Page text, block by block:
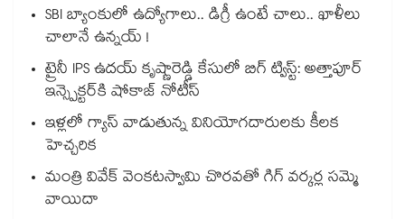
SBI బ్యాంకులో ఉద్యోగాలు.. డిగ్రీ ఉంటే చాలు.. ఖాళీలు
చాలానే ఉన్నయ్ !
ట్రైనీ IPS ఉదయ్ కృష్ణారెడ్డి కేసులో బిగ్ ట్విస్ట్: అత్తాపూర్
ఇన్స్పెక్టర్‎కి షోకాజ్ నోటీస్
ఇళ్లలో గ్యాస్ వాడుతున్న వినియోగదారులకు కీలక
హెచ్చరిక
మంత్రి వివేక్ వెంకటస్వామి చొరవతో గిగ్ వర్కర్ల సమ్మె
వాయిదా